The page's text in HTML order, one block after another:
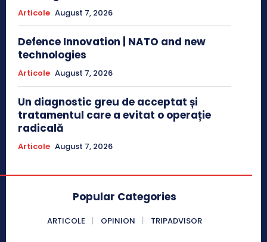
Articole August 7, 2026
Defence Innovation | NATO and new
technologies
Articole August 7, 2026
Un diagnostic greu de acceptat și
tratamentul care a evitat o operație
radicală
Articole August 7, 2026
Popular Categories
ARTICOLE OPINION TRIPADVISOR